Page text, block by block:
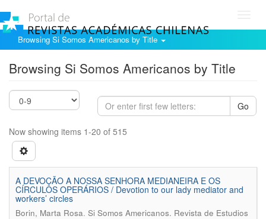
Browsing Si Somos Americanos by Title
Browsing Si Somos Americanos by Title
Go
Now showing items 1-20 of 515
A DEVOÇÃO A NOSSA SENHORA MEDIANEIRA E OS
CÍRCULOS OPERÁRIOS / Devotion to our lady mediator and
workers’ circles
Borin, Marta Rosa. Si Somos Americanos. Revista de Estudios